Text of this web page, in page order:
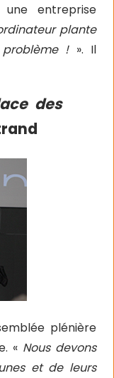
entreprise
plante
! ». Il
des
plénière
« Nous devons
et de leurs